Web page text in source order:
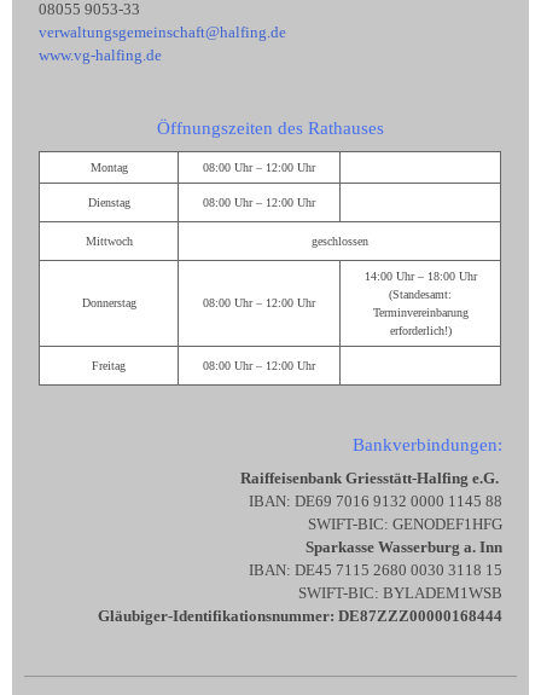
08055 9053-33
verwaltungsgemeinschaft@halfing.de
www.vg-halfing.de
Öffnungszeiten des Rathauses
Montag 08:00 Uhr – 12:00 Uhr
Dienstag 08:00 Uhr – 12:00 Uhr
Mittwoch geschlossen
Donnerstag 08:00 Uhr – 12:00 Uhr
14:00 Uhr – 18:00 Uhr
(Standesamt:
Terminvereinbarung
erforderlich!)
Freitag 08:00 Uhr – 12:00 Uhr
Bankverbindungen:
Raiffeisenbank Griesstätt-Halfing e.G.
IBAN: DE69 7016 9132 0000 1145 88
SWIFT-BIC: GENODEF1HFG
Sparkasse Wasserburg a. Inn
IBAN: DE45 7115 2680 0030 3118 15
SWIFT-BIC: BYLADEM1WSB
Gläubiger-Identifikationsnummer: DE87ZZZ00000168444